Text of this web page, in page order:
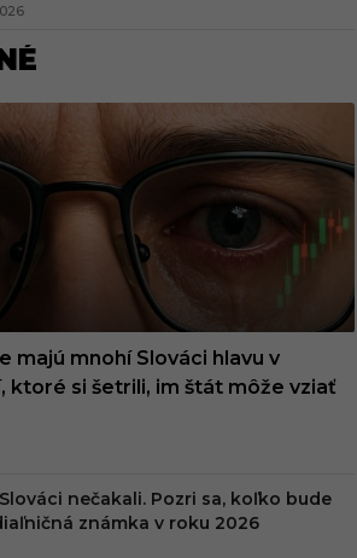
majú mnohí Slováci hlavu v
ktoré si šetrili, im štát môže vziať
nečakali. Pozri sa, koľko bude
známka v roku 2026